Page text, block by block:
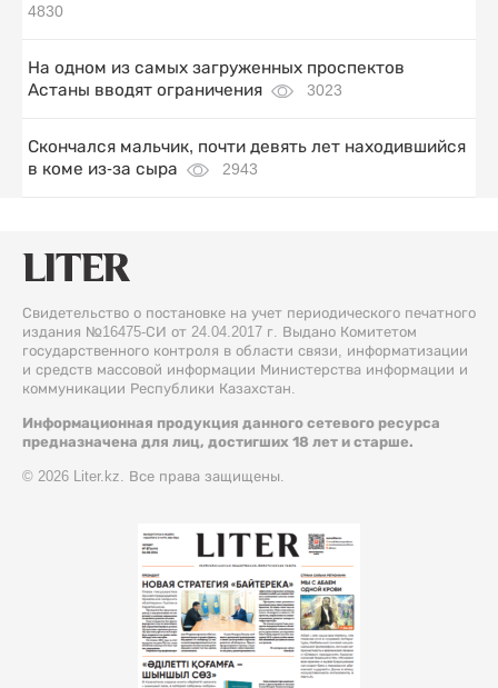
4830
На одном из самых загруженных проспектов
Астаны вводят ограничения
3023
Скончался мальчик, почти девять лет находившийся
в коме из-за сыра
2943
Свидетельство о постановке на учет периодического печатного
издания №16475-СИ от 24.04.2017 г. Выдано Комитетом
государственного контроля в области связи, информатизации
и средств массовой информации Министерства информации и
коммуникации Республики Казахстан.
Информационная продукция данного сетевого ресурса
предназначена для лиц, достигших 18 лет и старше.
© 2026 Liter.kz. Все права защищены.